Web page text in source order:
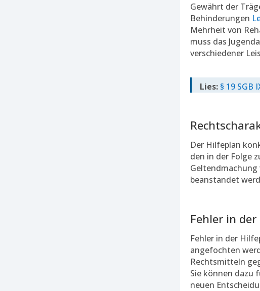
Gewährt der
Behinderungen
Mehrheit von
muss das
verschiedener
Lies:§ 19 SGB
Der Hilfeplan
den in der Folge
beanstandet
Fehler in
Fehler in der
angefochten
Rechtsmitteln
Sie können dazu
neuen